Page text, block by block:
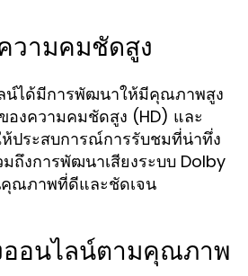
วามคมชัดสูง
น์ได้มีการพัฒนาให้มีคุณภาพสูง
องความคมชัดสูง (HD) และ
ห้ประสบการณ์การรับชมที่น่าทึ่ง
ถึงการพัฒนาเสียงระบบ Dolby
คุณภาพที่ดีและชัดเจน
ออนไลน์ตามคุณภาพ